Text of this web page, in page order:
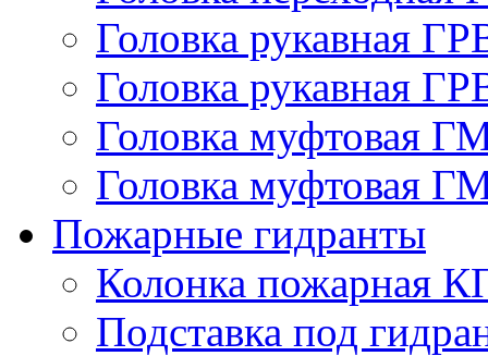
Головка рукавная
Головка рукавная
Головка муфтовая
Головка муфтовая
Пожарные гидранты
Колонка пожарная
Подставка под